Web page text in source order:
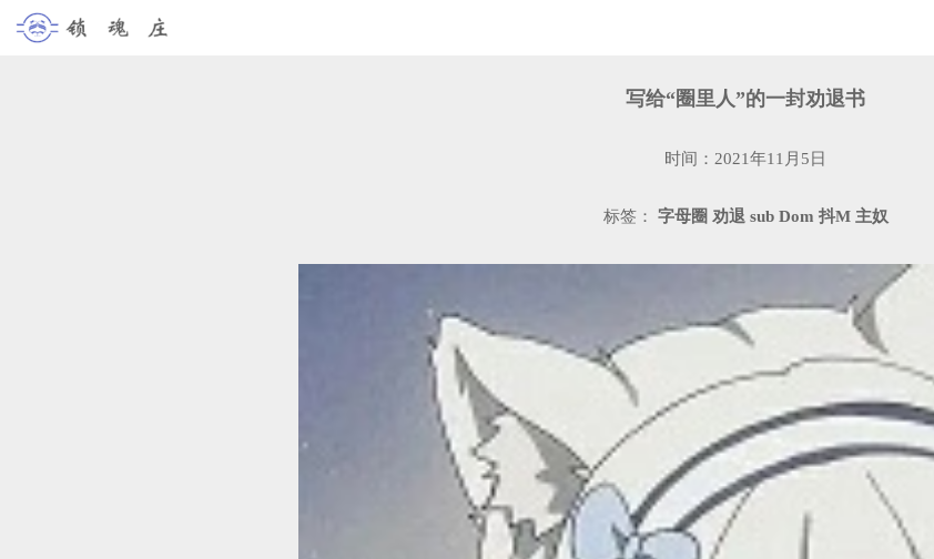
写给“圈里人”的一封劝退书
时间：2021年11月5日
标签： 字母圈 劝退 sub Dom 抖M 主奴